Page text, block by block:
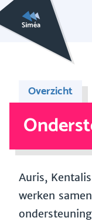
Overzicht
Auris,
werken